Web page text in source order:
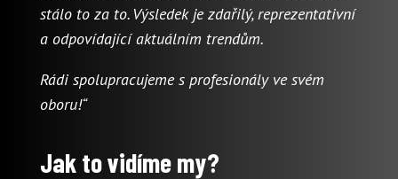
stálo to za to. Výsledek je zdařilý, reprezentativní
a odpovídající aktuálním trendům.
Rádi spolupracujeme s profesionály ve svém
oboru!“
Jak to vidíme my?